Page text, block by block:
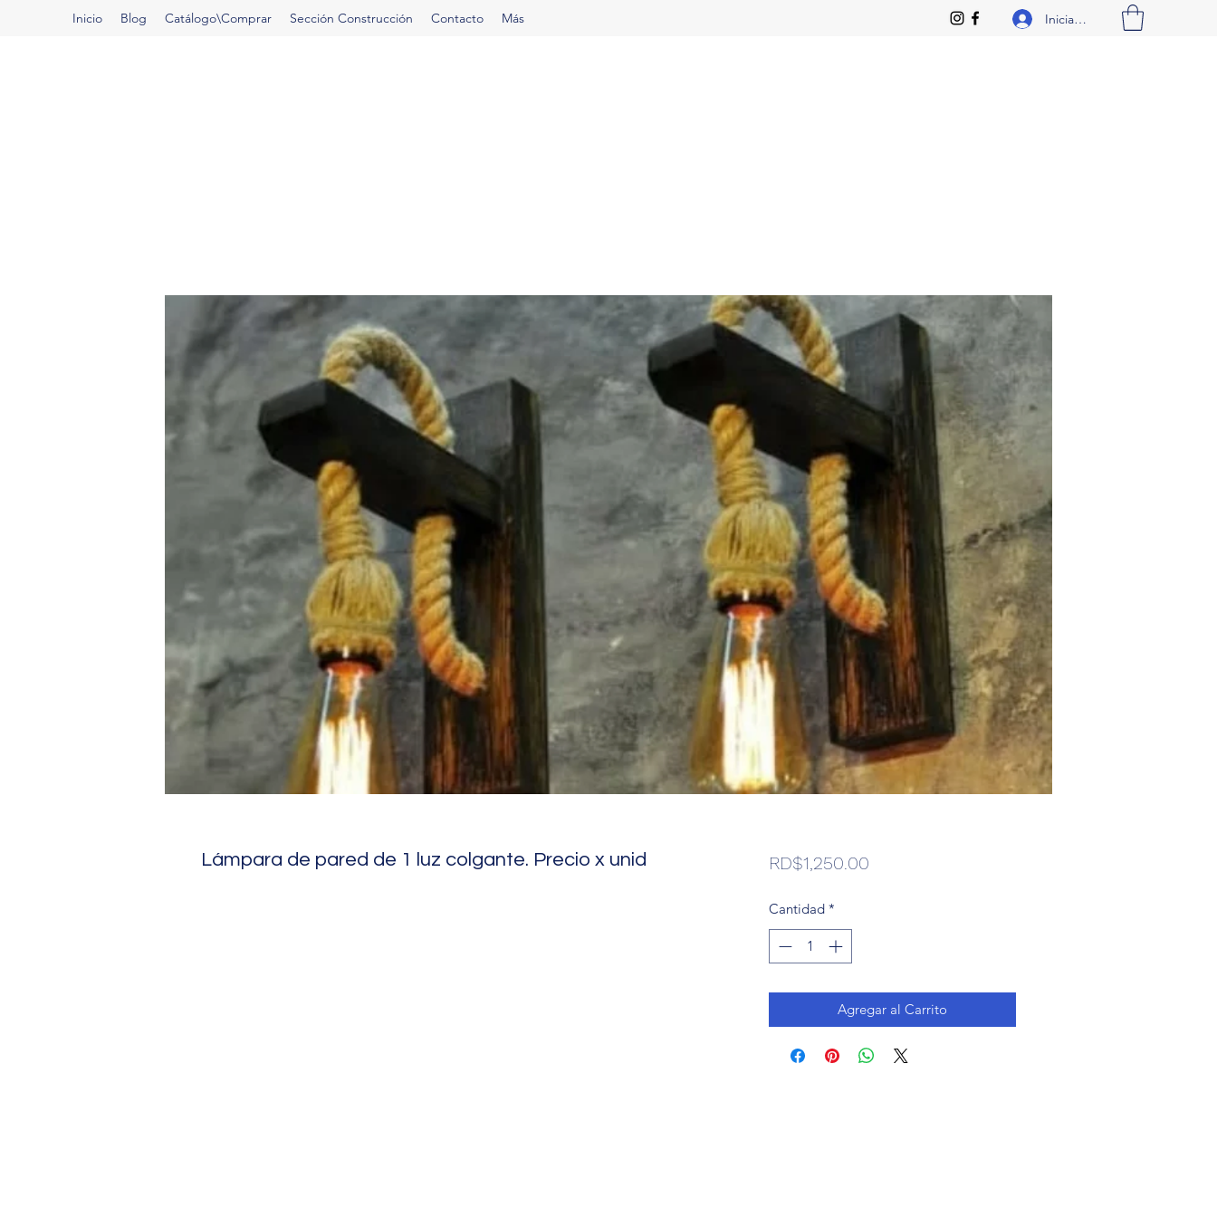
Inicio Blog Catálogo\Comprar Sección Construcción Contacto Más Iniciar sesión
Lámpara de pared de 1 luz colgante. Precio x unid RD$1,250.00Precio
Cantidad *
Agregar al Carrito